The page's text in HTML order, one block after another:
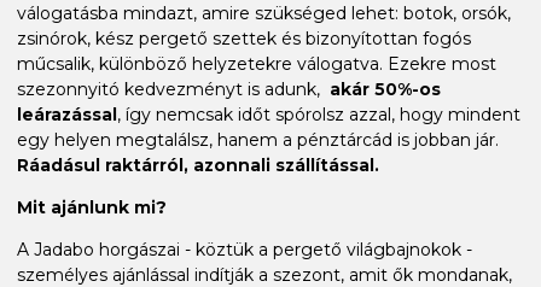
válogatásba mindazt, amire szükséged lehet: botok, orsók,
zsinórok, kész pergető szettek és bizonyítottan fogós
műcsalik, különböző helyzetekre válogatva. Ezekre most
szezonnyitó kedvezményt is adunk, akár 50%-os
leárazással, így nemcsak időt spórolsz azzal, hogy mindent
egy helyen megtalálsz, hanem a pénztárcád is jobban jár.
Ráadásul raktárról, azonnali szállítással.
Mit ajánlunk mi?
A Jadabo horgászai - köztük a pergető világbajnokok -
személyes ajánlással indítják a szezont, amit ők mondanak,